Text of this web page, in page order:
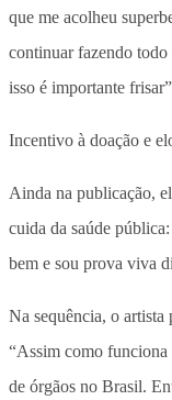
que me acolheu
continuar fazendo
isso é importante
Incentivo à doação e
Ainda na publicação,
cuida da saúde
bem e sou prova viva
Na sequência, o artista
“Assim como funciona
de órgãos no Brasil.